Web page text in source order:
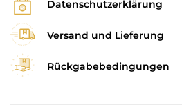
Datenschutzerklärung
Versand und Lieferung
Rückgabebedingungen